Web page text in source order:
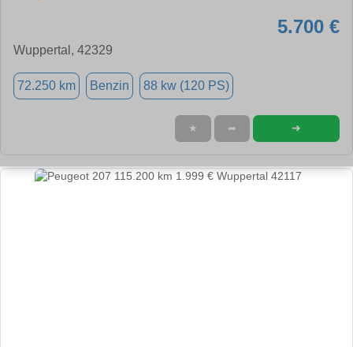
5.700 €
Wuppertal, 42329
72.250 km Benzin 88 kw (120 PS)
★ ➦ ➜